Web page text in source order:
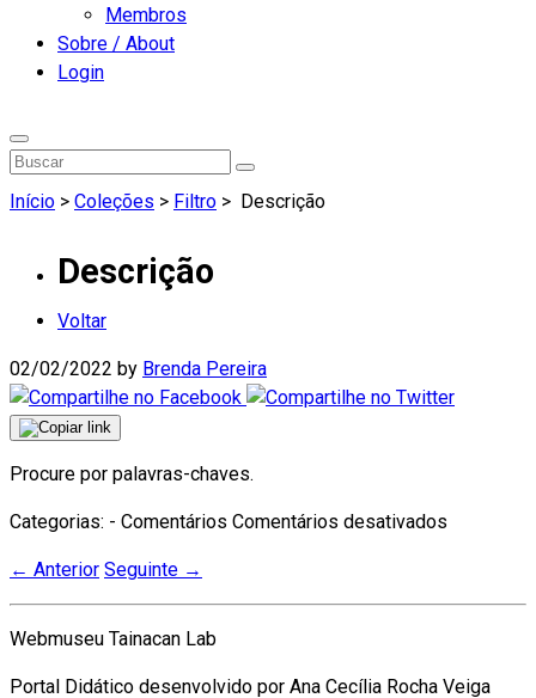
Membros
Sobre / About
Login
Início > Coleções > Filtro > Descrição
Descrição
Voltar
02/02/2022 by Brenda Pereira
Procure por palavras-chaves.
Categorias: - Comentários Comentários desativados
← Anterior Seguinte →
Webmuseu Tainacan Lab
Portal Didático desenvolvido por Ana Cecília Rocha Veiga